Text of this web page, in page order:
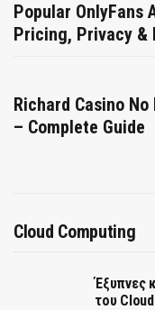
Popular OnlyFans
Pricing, Privacy &
Richard Casino
– Complete Guide
Cloud Computing
Έξυπνες
του Cloud